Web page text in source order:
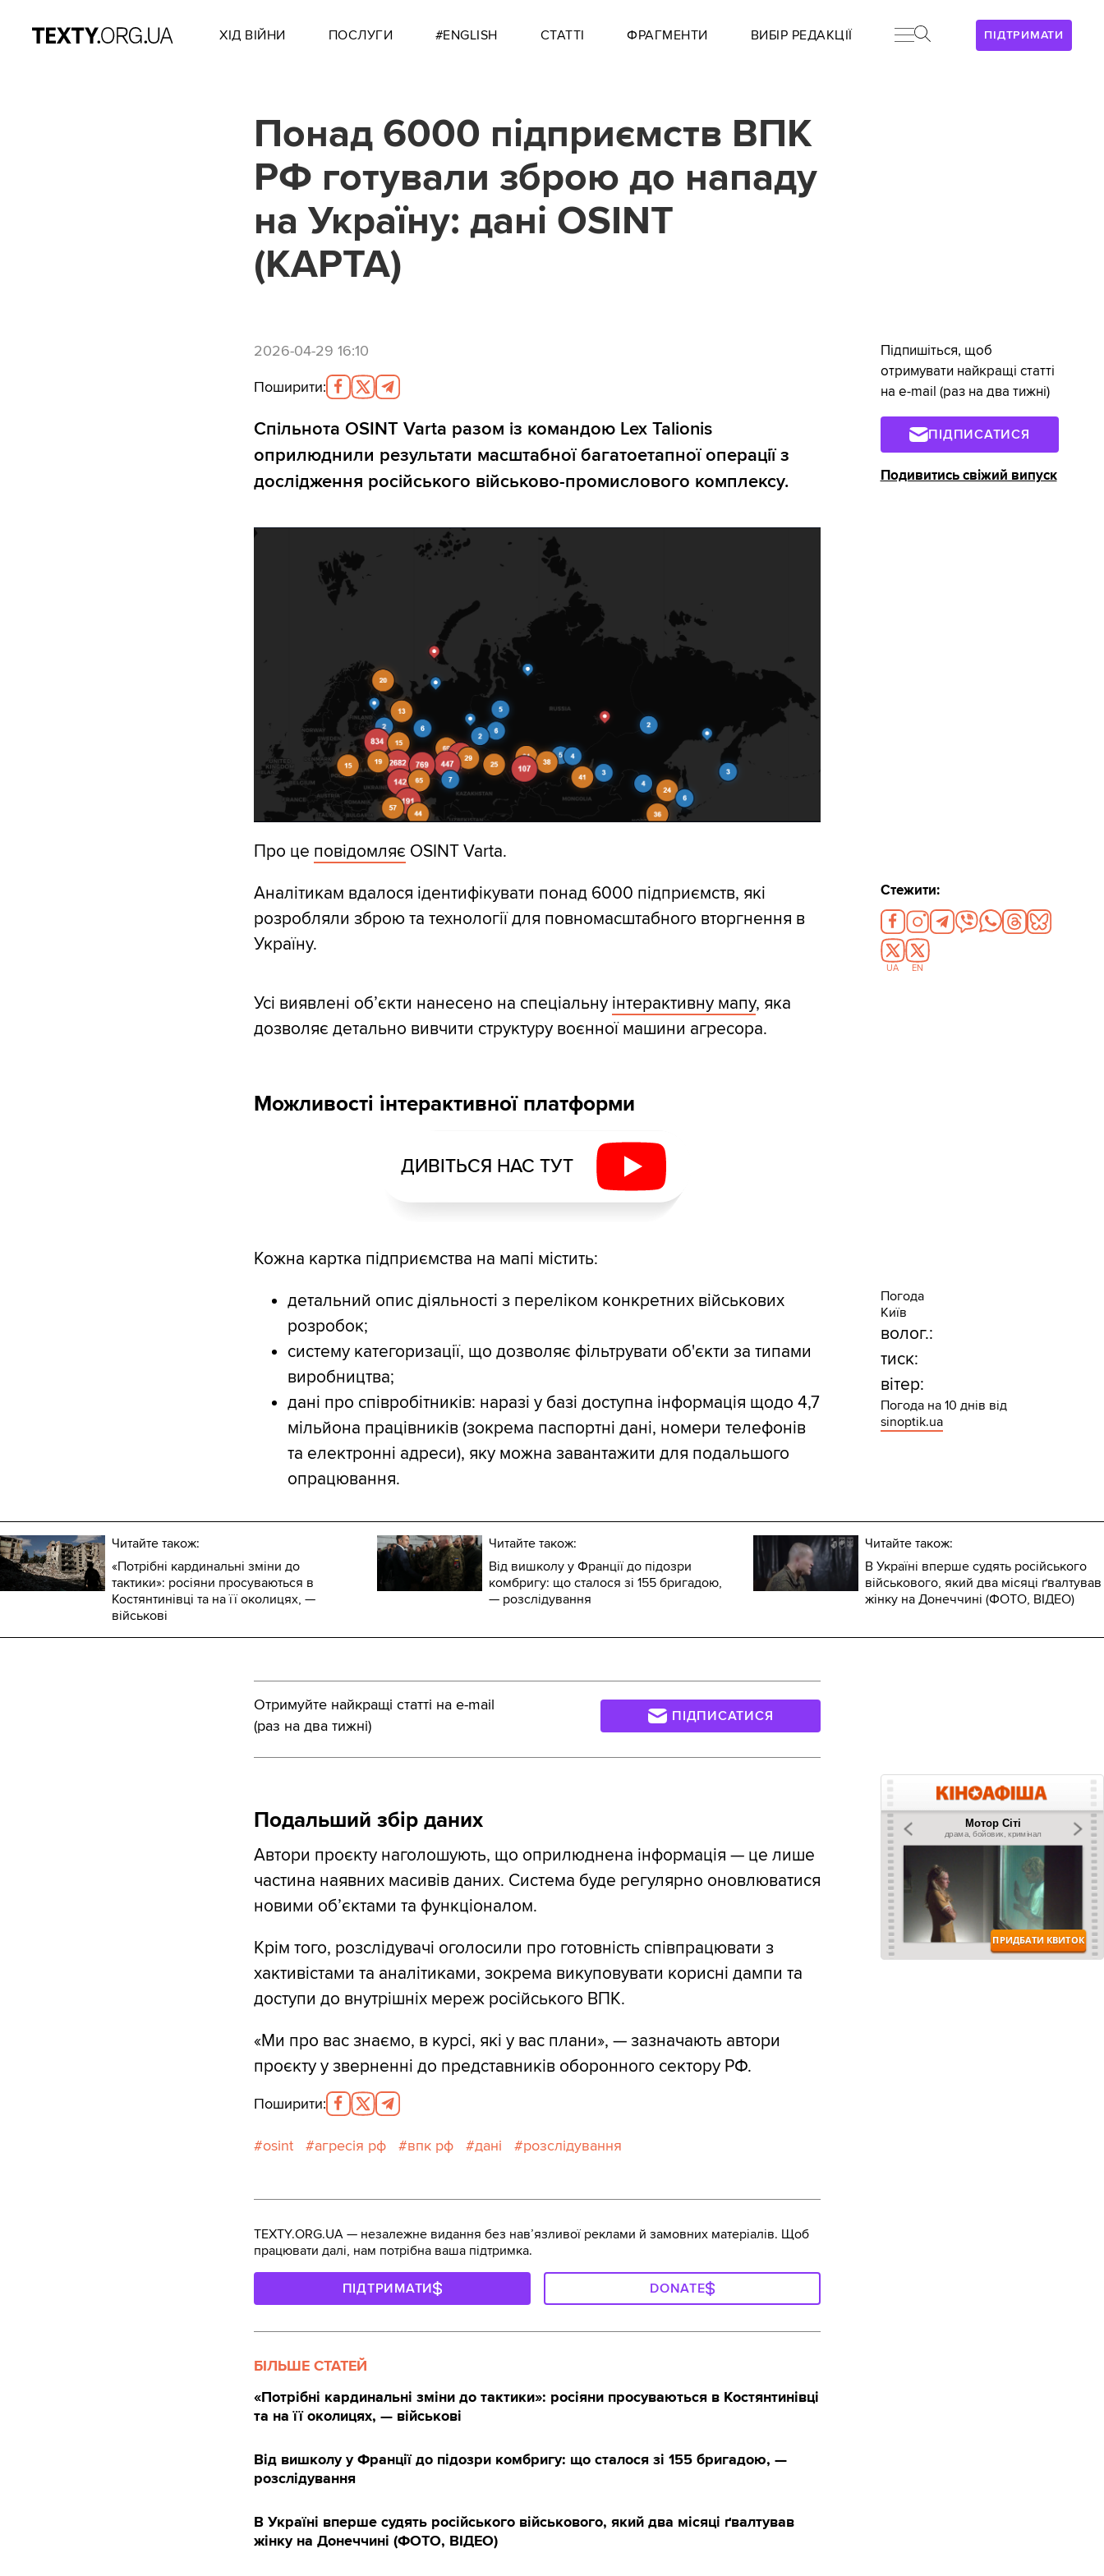
ПІДТРИМАТИ
ХІД ВІЙНИ ПОСЛУГИ #ENGLISH СТАТТІ ФРАГМЕНТИ ВИБІР РЕДАКЦІЇ
Понад 6000 підприємств ВПК
РФ готували зброю до нападу
на Україну: дані OSINT
(КАРТА)
2026-04-29 16:10
Поширити:
Спільнота OSINT Varta разом із командою Lex Talionis
оприлюднили результати масштабної багатоетапної операції з
дослідження російського військово-промислового комплексу.
Про це повідомляє OSINT Varta.
Аналітикам вдалося ідентифікувати понад 6000 підприємств, які
розробляли зброю та технології для повномасштабного вторгнення в
Україну.
Усі виявлені об’єкти нанесено на спеціальну інтерактивну мапу, яка
дозволяє детально вивчити структуру воєнної машини агресора.
Можливості інтерактивної платформи
ДИВІТЬСЯ НАС ТУТ
Кожна картка підприємства на мапі містить:
детальний опис діяльності з переліком конкретних військових
розробок;
систему категоризації, що дозволяє фільтрувати об'єкти за типами
виробництва;
дані про співробітників: наразі у базі доступна інформація щодо 4,7
мільйона працівників (зокрема паспортні дані, номери телефонів
та електронні адреси), яку можна завантажити для подальшого
опрацювання.
Читайте також:
«Потрібні кардинальні зміни до
тактики»: росіяни просуваються в
Костянтинівці та на її околицях, —
військові
Читайте також:
Від вишколу у Франції до підозри
комбригу: що сталося зі 155 бригадою,
— розслідування
Читайте також:
В Україні вперше судять російського
військового, який два місяці ґвалтував
жінку на Донеччині (ФОТО, ВІДЕО)
Отримуйте найкращі статті на e-mail
(раз на два тижні)
ПІДПИСАТИСЯ
Подальший збір даних
Автори проєкту наголошують, що оприлюднена інформація — це лише
частина наявних масивів даних. Система буде регулярно оновлюватися
новими об’єктами та функціоналом.
Крім того, розслідувачі оголосили про готовність співпрацювати з
хактивістами та аналітиками, зокрема викуповувати корисні дампи та
доступи до внутрішніх мереж російського ВПК.
«Ми про вас знаємо, в курсі, які у вас плани», — зазначають автори
проєкту у зверненні до представників оборонного сектору РФ.
Поширити:
osint агресія рф впк рф дані розслідування
Підпишіться, щоб
отримувати найкращі статті
на e-mail (раз на два тижні)
ПІДПИСАТИСЯ
Подивитись свіжий випуск
Стежити:
UA EN
Погода
Київ
волог.:
тиск:
вітер:
Погода на 10 днів від
sinoptik.ua
TEXTY.ORG.UA — незалежне видання без навʼязливої реклами й замовних матеріалів. Щоб
працювати далі, нам потрібна ваша підтримка.
ПІДТРИМАТИ DONATE
БІЛЬШЕ СТАТЕЙ
«Потрібні кардинальні зміни до тактики»: росіяни просуваються в Костянтинівці
та на її околицях, — військові
Від вишколу у Франції до підозри комбригу: що сталося зі 155 бригадою, —
розслідування
В Україні вперше судять російського військового, який два місяці ґвалтував
жінку на Донеччині (ФОТО, ВІДЕО)